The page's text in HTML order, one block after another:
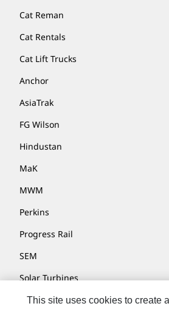
Cat Reman
Cat Rentals
Cat Lift Trucks
Anchor
AsiaTrak
FG Wilson
Hindustan
MaK
MWM
Perkins
Progress Rail
SEM
Solar Turbines
SPM Oil & Gas
This site uses cookies to create